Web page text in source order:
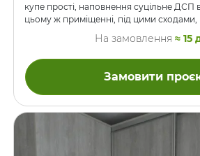
купе прості, наповнення суцільне ДСП
цьому ж приміщенні, під цими
На замовлення ≈ 15
Замовити